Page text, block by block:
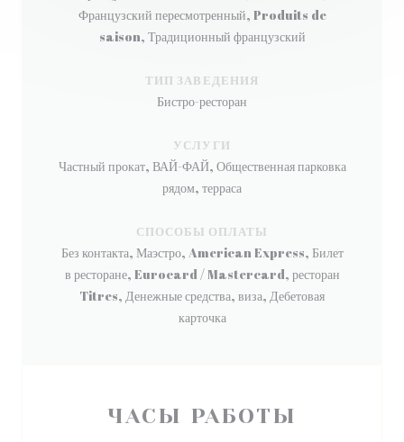
Французский пересмотренный, Produits de
saison, Традиционный французский
ТИП ЗАВЕДЕНИЯ
Бистро-ресторан
УСЛУГИ
Частный прокат, ВАЙ-ФАЙ, Общественная парковка
рядом, терраса
СПОСОБЫ ОПЛАТЫ
Без контакта, Маэстро, American Express, Билет
в ресторане, Eurocard / Mastercard, ресторан
Titres, Денежные средства, виза, Дебетовая
карточка
ЧАСЫ РАБОТЫ